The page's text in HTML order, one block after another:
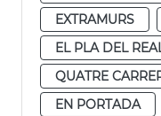
EXTRAMURS
EL PLA DEL
QUATRE
EN PORTADA